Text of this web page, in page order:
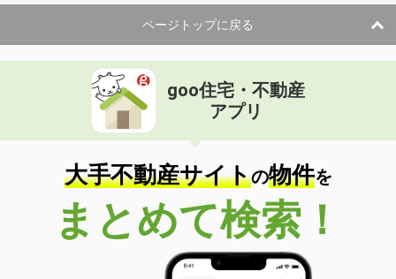
ページトップに戻る
goo住宅・不動産
アプリ
大手不動産サイトの物件を
まとめて検索！